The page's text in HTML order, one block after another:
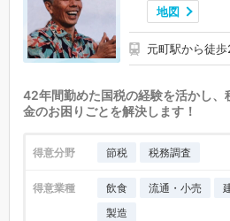
地図
元町駅から徒歩
42年間勤めた国税の経験を活かし、
金のお困りごとを解決します！
得意分野 節税 税務調査
得意業種 飲食 流通・小売
製造